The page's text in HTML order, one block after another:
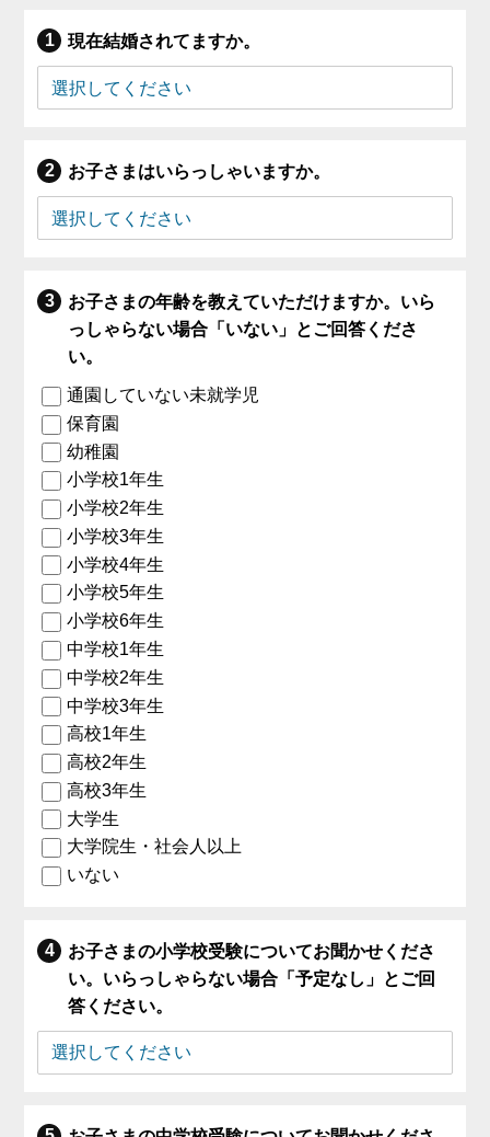
現在結婚されてますか。
お子さまはいらっしゃいますか。
お子さまの年齢を教えていただけますか。いら
っしゃらない場合「いない」とご回答くださ
い。
通園していない未就学児
保育園
幼稚園
小学校1年生
小学校2年生
小学校3年生
小学校4年生
小学校5年生
小学校6年生
中学校1年生
中学校2年生
中学校3年生
高校1年生
高校2年生
高校3年生
大学生
大学院生・社会人以上
いない
お子さまの小学校受験についてお聞かせくださ
い。いらっしゃらない場合「予定なし」とご回
答ください。